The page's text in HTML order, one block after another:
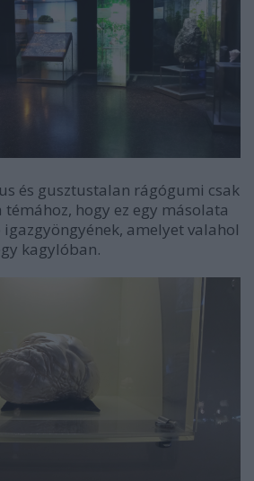
és gusztustalan rágógumi csak
hogy ez egy másolata
amelyet valahol
kagylóban.